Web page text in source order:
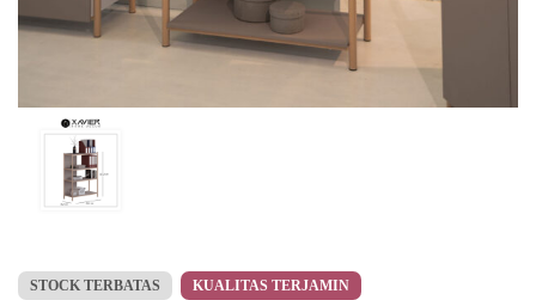
STOCK TERBATAS KUALITAS TERJAMIN